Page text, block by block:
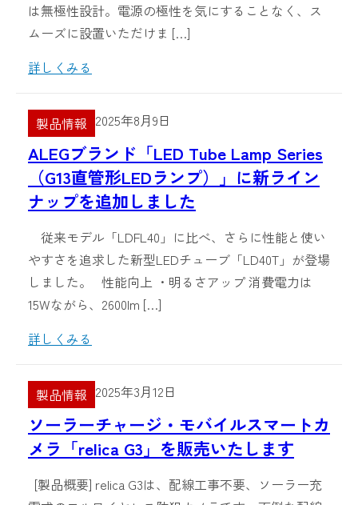
は無極性設計。電源の極性を気にすることなく、ス
ムーズに設置いただけま […]
詳しくみる
製品情報 2025年8月9日
ALEGブランド「LED Tube Lamp Series
（G13直管形LEDランプ）」に新ライン
ナップを追加しました
従来モデル「LDFL40」に比べ、さらに性能と使い
やすさを追求した新型LEDチューブ「LD40T」が登場
しました。 性能向上 ・明るさアップ 消費電力は
15Wながら、2600lm […]
詳しくみる
製品情報 2025年3月12日
ソーラーチャージ・モバイルスマートカ
メラ「relica G3」を販売いたします
[製品概要] relica G3は、配線工事不要、ソーラー充